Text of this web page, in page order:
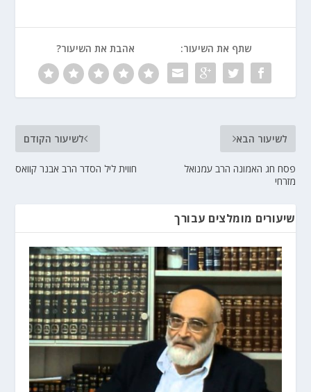
שתף את השיעור: אהבת את השיעור?
לשיעור הקודם
חווית ליל הסדר הרב אבנר קוואס
לשיעור הבא
פסח חג האמונה הרב עמנואל
מזרחי
שיעורים מומלצים עבורך